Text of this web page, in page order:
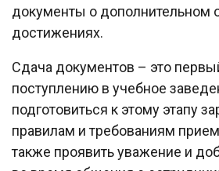
документы о дополнительном
достижениях.
Сдача документов – это
поступлению в учебное
подготовиться к этому этапу
правилам и требованиям
также проявить уважение и